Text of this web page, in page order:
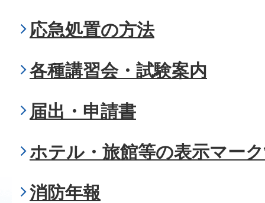
応急処置の方法
各種講習会・試験案内
届出・申請書
ホテル・旅館等の表示マー
消防年報